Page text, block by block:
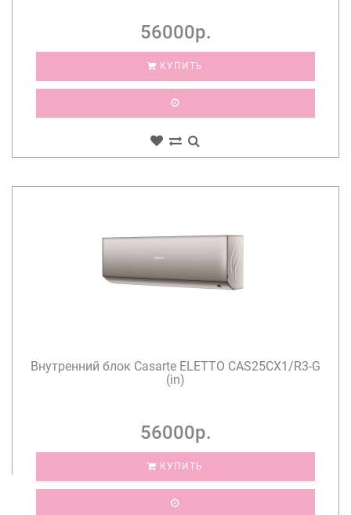
56000р.
КУПИТЬ
Внутренний блок Casarte ELETTO CAS25CX1/R3-G
(in)
56000р.
КУПИТЬ